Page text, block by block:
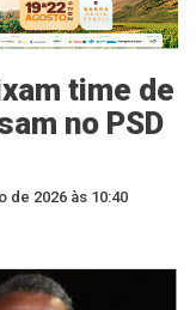
time de
no PSD
de 2026 às 10:40